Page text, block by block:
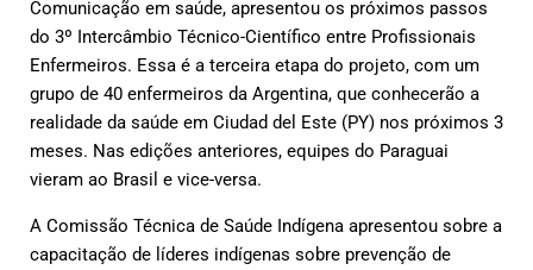
Comunicação em saúde, apresentou os próximos passos
do 3º Intercâmbio Técnico-Científico entre Profissionais
Enfermeiros. Essa é a terceira etapa do projeto, com um
grupo de 40 enfermeiros da Argentina, que conhecerão a
realidade da saúde em Ciudad del Este (PY) nos próximos 3
meses. Nas edições anteriores, equipes do Paraguai
vieram ao Brasil e vice-versa.
A Comissão Técnica de Saúde Indígena apresentou sobre a
capacitação de líderes indígenas sobre prevenção de